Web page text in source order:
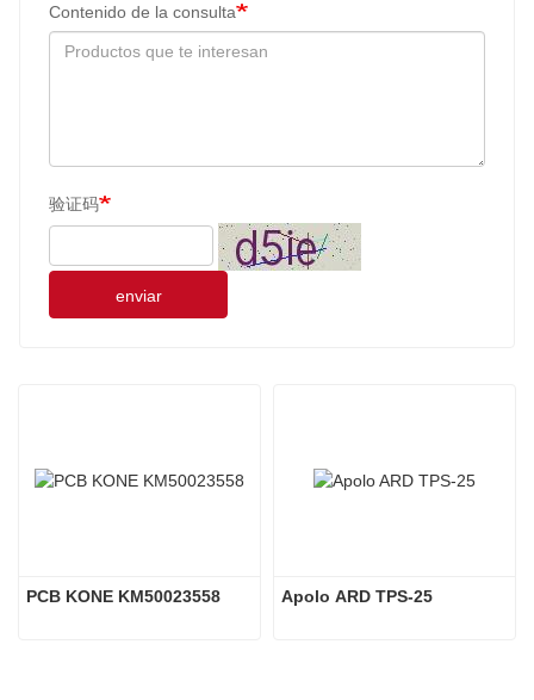
Contenido de la consulta
验证码
enviar
PCB KONE KM50023558 Apolo ARD TPS-25